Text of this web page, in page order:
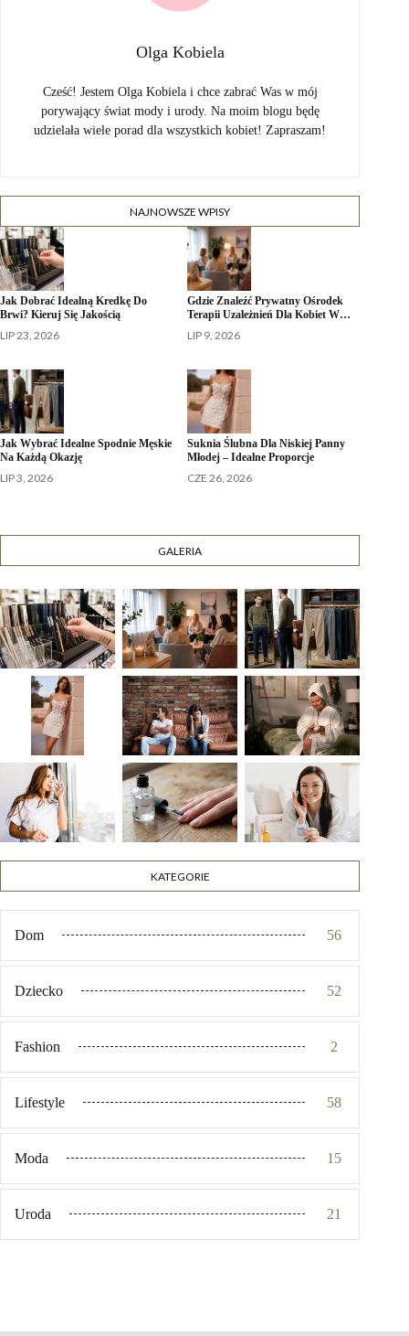
Olga Kobiela
Cześć! Jestem Olga Kobiela i chce zabrać Was w mój
porywający świat mody i urody. Na moim blogu będę
udzielała wiele porad dla wszystkich kobiet! Zapraszam!
NAJNOWSZE WPISY
Jak Dobrać Idealną Kredkę Do
Brwi? Kieruj Się Jakością
LIP 23, 2026
Gdzie Znaleźć Prywatny Ośrodek
Terapii Uzależnień Dla Kobiet W…
LIP 9, 2026
Jak Wybrać Idealne Spodnie Męskie
Na Każdą Okazję
LIP 3, 2026
Suknia Ślubna Dla Niskiej Panny
Młodej – Idealne Proporcje
CZE 26, 2026
GALERIA
KATEGORIE
Dom 56
Dziecko 52
Fashion 2
Lifestyle 58
Moda 15
Uroda 21